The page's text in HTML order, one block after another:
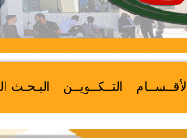
الأقــســام التــكــويــن البـحـث